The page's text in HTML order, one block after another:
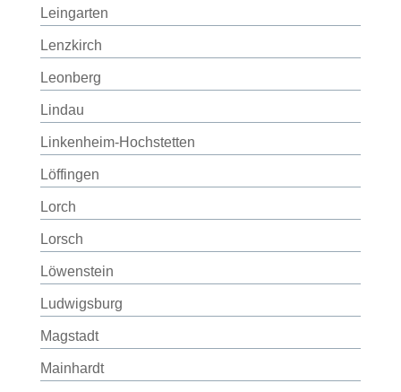
Leingarten
Lenzkirch
Leonberg
Lindau
Linkenheim-Hochstetten
Löffingen
Lorch
Lorsch
Löwenstein
Ludwigsburg
Magstadt
Mainhardt